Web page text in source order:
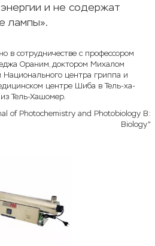
и не содержат
лампы».
в сотрудничестве с профессором
Ораним, доктором Михалом
центра гриппа и
центре Шиба в Тель-ха-
Тель-Хашомер.
of Photochemistry and Photobiology B:
Biology"